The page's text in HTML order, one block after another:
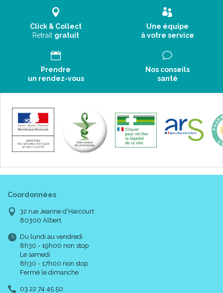
Click & Collect
Retrait gratuit
Une équipe
à votre service
Prendre
un rendez-vous
Nos conseils
santé
Coordonnées
32 rue Jeanne d’Harcourt
80300 Albert
Du lundi au vendredi
8h30 - 19h00 non stop
Le samedi
8h30 - 17h00 non stop
Fermé le dimanche
03 22 74 45 50